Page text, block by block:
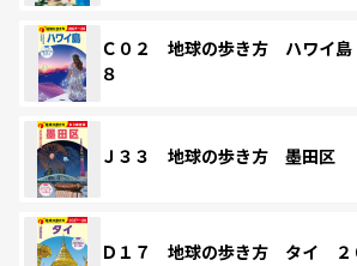
Ｃ０２ 地球の歩き方 ハワイ島
８
Ｊ３３ 地球の歩き方 墨田区
Ｄ１７ 地球の歩き方 タイ ２